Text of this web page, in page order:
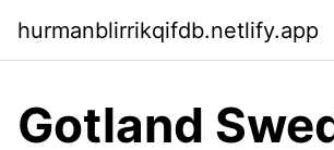
hurmanblirrikqifdb.netlify.app
Gotland